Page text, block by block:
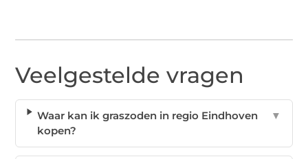
Veelgestelde vragen
Waar kan ik graszoden in regio Eindhoven
kopen?
▼